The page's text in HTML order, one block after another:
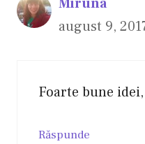
Miruna
august 9,
Foarte bune
Răspunde